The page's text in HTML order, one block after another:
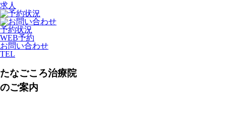
求人
予約状況
WEB予約
お問い合わせ
TEL
たなごころ治療院
のご案内